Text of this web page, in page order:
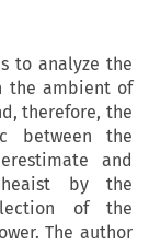
to analyze the
the ambient of
therefore, the
between the
and
by the
of the
The author